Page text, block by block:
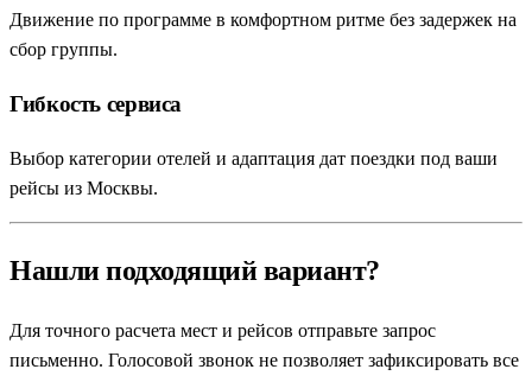
Движение по программе в комфортном ритме без задержек на
сбор группы.
Гибкость сервиса
Выбор категории отелей и адаптация дат поездки под ваши
рейсы из Москвы.
Нашли подходящий вариант?
Для точного расчета мест и рейсов отправьте запрос
письменно. Голосовой звонок не позволяет зафиксировать все